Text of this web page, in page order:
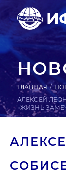
ГЛАВНАЯ
АЛЕКСЕЙ
«ЖИЗНЬ